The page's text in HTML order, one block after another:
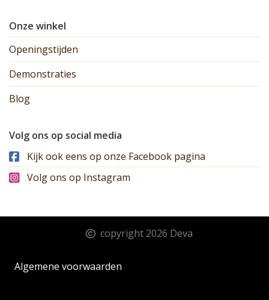
Onze winkel
Openingstijden
Demonstraties
Blog
Volg ons op social media
Kijk ook eens op onze Facebook pagina
Volg ons op Instagram
copyright 2026 Deva
Algemene voorwaarden